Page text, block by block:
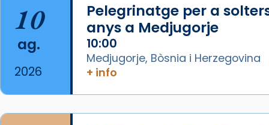
Lluís Companys, la jove va fer
arribar el seu testimoni al papa
Lleó XIV.
Recupera l'entrevista
10
ag.
2026
Pelegrinatge per a
anys a Medjugorje
10:00
Medjugorje, Bòsnia i Herzegovina
+ info